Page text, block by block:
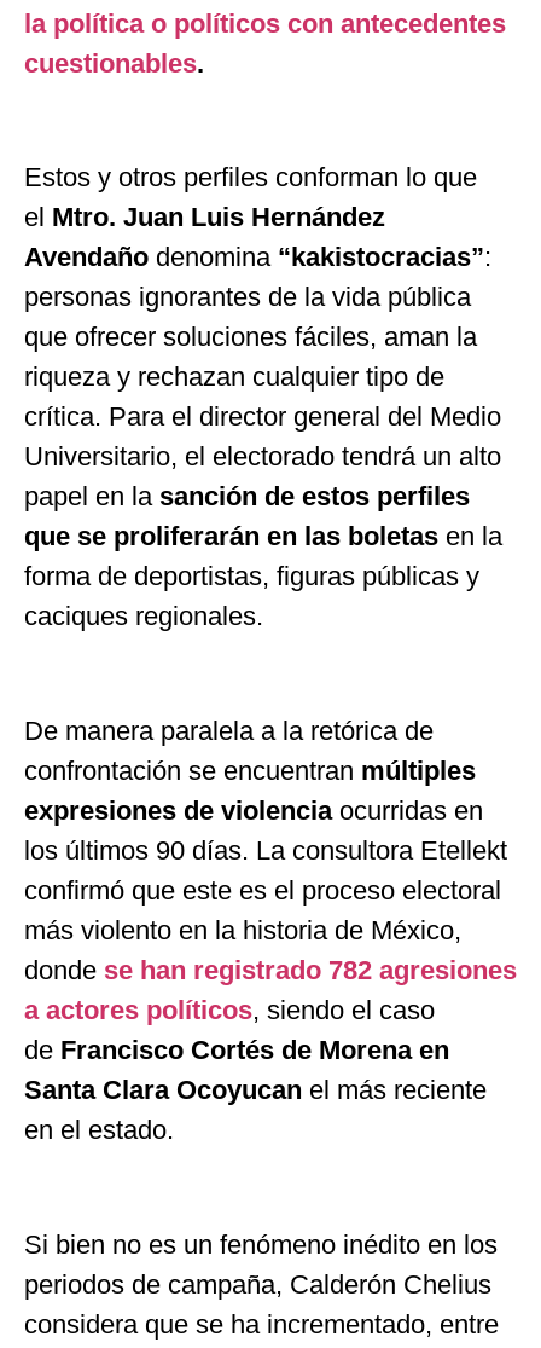
la política o políticos con antecedentes
cuestionables.
Estos y otros perfiles conforman lo que
el Mtro. Juan Luis Hernández
Avendaño denomina “ kakistocracias”:
personas ignorantes de la vida pública
que ofrecer soluciones fáciles, aman la
riqueza y rechazan cualquier tipo de
crítica. Para el director general del Medio
Universitario, el electorado tendrá un alto
papel en la sanción de estos perfiles
que se proliferarán en las boletas en la
forma de deportistas, figuras públicas y
caciques regionales.
De manera paralela a la retórica de
confrontación se encuentran múltiples
expresiones de violenciaocurridas en
los últimos 90 días. La consultora Etellekt
confirmó que este es el proceso electoral
más violento en la historia de México,
donde se han registrado 782 agresiones
a actores políticos, siendo el caso
de Francisco Cortés de Morena en
Santa Clara Ocoyucan el más reciente
en el estado.
Si bien no es un fenómeno inédito en los
periodos de campaña, Calderón Chelius
considera que se ha incrementado, entre